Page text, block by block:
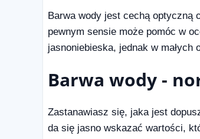
Barwa wody jest cechą optyczną
pewnym sensie może pomóc w
jasnoniebieska, jednak w
Barwa wody -
Zastanawiasz się, jaka jest
da się jasno wskazać wartości,